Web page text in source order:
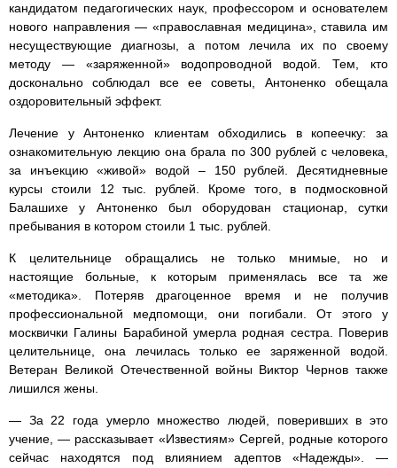
кандидатом педагогических наук, профессором и основателем
нового направления — «православная медицина», ставила им
несуществующие диагнозы, а потом лечила их по своему
методу — «заряженной» водопроводной водой. Тем, кто
досконально соблюдал все ее советы, Антоненко обещала
оздоровительный эффект.
Лечение у Антоненко клиентам обходились в копеечку: за
ознакомительную лекцию она брала по 300 рублей с человека,
за инъекцию «живой» водой – 150 рублей. Десятидневные
курсы стоили 12 тыс. рублей. Кроме того, в подмосковной
Балашихе у Антоненко был оборудован стационар, сутки
пребывания в котором стоили 1 тыс. рублей.
К целительнице обращались не только мнимые, но и
настоящие больные, к которым применялась все та же
«методика». Потеряв драгоценное время и не получив
профессиональной медпомощи, они погибали. От этого у
москвички Галины Барабиной умерла родная сестра. Поверив
целительнице, она лечилась только ее заряженной водой.
Ветеран Великой Отечественной войны Виктор Чернов также
лишился жены.
— За 22 года умерло множество людей, поверивших в это
учение, — рассказывает «Известиям» Сергей, родные которого
сейчас находятся под влиянием адептов «Надежды». —